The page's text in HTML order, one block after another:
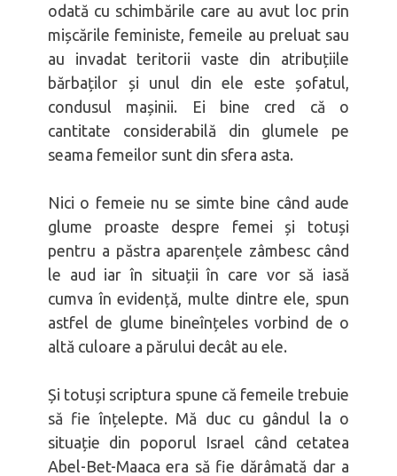
odată cu schimbările care au avut loc prin
mișcările feministe, femeile au preluat sau
au invadat teritorii vaste din atribuțiile
bărbaților și unul din ele este șofatul,
condusul mașinii. Ei bine cred că o
cantitate considerabilă din glumele pe
seama femeilor sunt din sfera asta.
Nici o femeie nu se simte bine când aude
glume proaste despre femei și totuși
pentru a păstra aparențele zâmbesc când
le aud iar în situații în care vor să iasă
cumva în evidență, multe dintre ele, spun
astfel de glume bineînțeles vorbind de o
altă culoare a părului decât au ele.
Și totuși scriptura spune că femeile trebuie
să fie înțelepte. Mă duc cu gândul la o
situație din poporul Israel când cetatea
Abel-Bet-Maaca era să fie dărâmată dar a